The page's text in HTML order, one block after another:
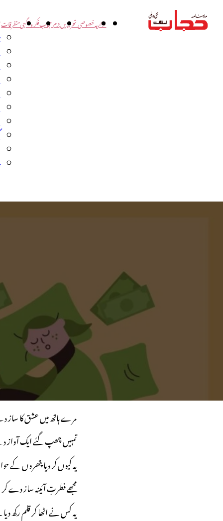
اداریہخصوصی تحریریںبزم حجابفکر و آگہیمتفرقات
مرے ہاتھ میں عشق کا ساز
تمہیں چھپ گئے ایک
یہ کیوں کر دیا پتھروں کے
مجھے فطرتِ آئینہ ساز دے کر
یہ کس نے اٹھا کر قلم رکھ